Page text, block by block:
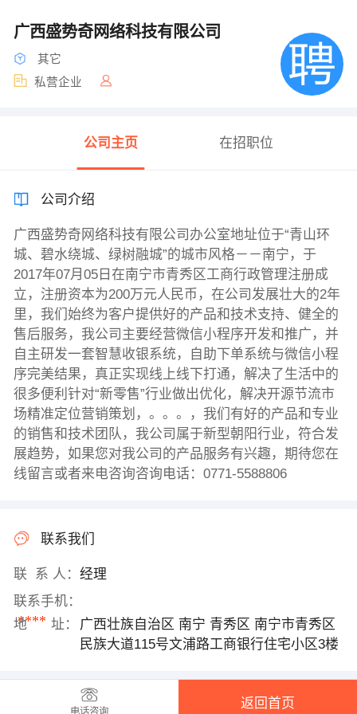
广西盛势奇网络科技有限公司
其它
私营企业
公司主页 在招职位
公司介绍
广西盛势奇网络科技有限公司办公室地址位于“青山环
城、碧水绕城、绿树融城”的城市风格－－南宁，于
2017年07月05日在南宁市青秀区工商行政管理注册成
立，注册资本为200万元人民币，在公司发展壮大的2年
里，我们始终为客户提供好的产品和技术支持、健全的
售后服务，我公司主要经营微信小程序开发和推广，并
自主研发一套智慧收银系统，自助下单系统与微信小程
序完美结果，真正实现线上线下打通，解决了生活中的
很多便利针对“新零售”行业做出优化，解决开源节流市
场精准定位营销策划，。。。，我们有好的产品和专业
的销售和技术团队，我公司属于新型朝阳行业，符合发
展趋势，如果您对我公司的产品服务有兴趣，期待您在
线留言或者来电咨询咨询电话：0771-5588806
联系我们
联 系 人： 经理
联系手机：
****
地 址：
广西壮族自治区 南宁 青秀区 南宁市青秀区
民族大道115号文浦路工商银行住宅小区3楼
电话咨询
返回首页